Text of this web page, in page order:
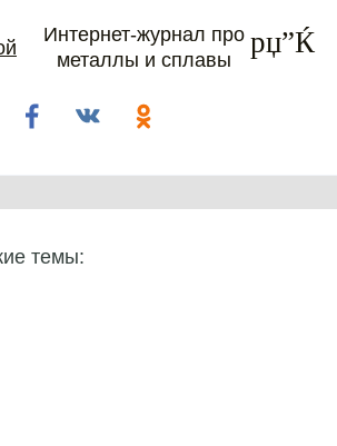
Интернет-журнал про
металлы и сплавы
темы: